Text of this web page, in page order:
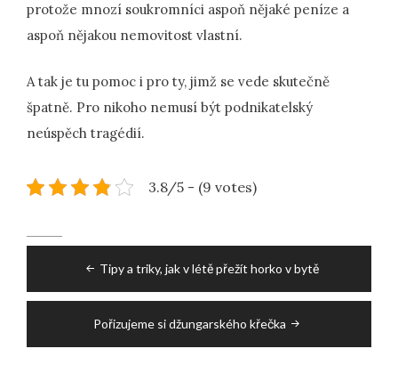
protože mnozí soukromníci aspoň nějaké peníze a
aspoň nějakou nemovitost vlastní.
A tak je tu pomoc i pro ty, jimž se vede skutečně
špatně. Pro nikoho nemusí být podnikatelský
neúspěch tragédií.
3.8/5 - (9 votes)
navigationTipy a triky, jak v létě přežít horko v bytě
Pořizujeme si džungarského křečka